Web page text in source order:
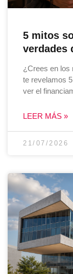
5 mitos
verdades
¿Crees en los
te revelamos
ver el
LEER MÁS »
21/07/2026